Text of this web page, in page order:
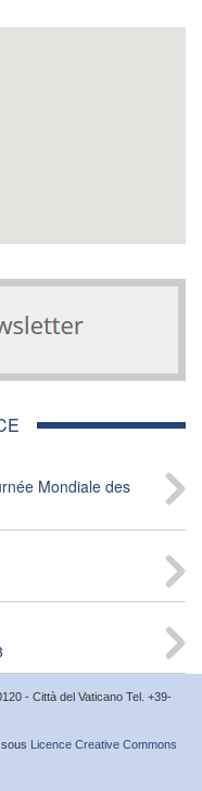
Mondiale des
- Città del Vaticano Tel. +39-
Licence Creative Commons